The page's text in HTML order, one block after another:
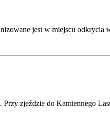
jest w miejscu
zjeździe do Kamiennego